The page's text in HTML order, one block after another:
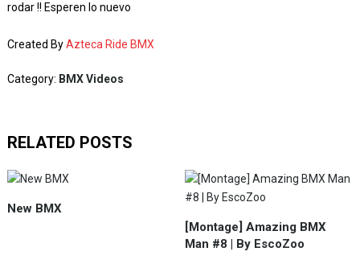
rodar !! Esperen lo nuevo
Created ByAzteca Ride BMX
Category: BMX Videos
RELATED POSTS
New BMX
[Montage] Amazing BMX
Man #8 | By EscoZoo